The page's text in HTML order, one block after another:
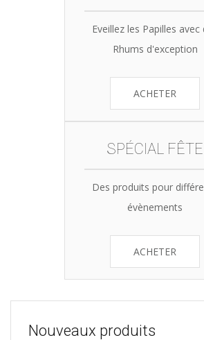
Eveillez les Papilles avec
Rhums d'exception
ACHETER
SPÉCIAL FÊTE
Des produits pour
évènements
ACHETER
Nouveaux produits